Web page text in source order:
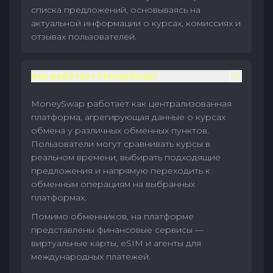
списка предложений, основываясь на
актуальной информации о курсах, комиссиях и
отзывах пользователей.
Как работает MoneySwap?
MoneySwap работает как централизованная
платформа, агрегирующая данные о курсах
обмена у различных обменных пунктов.
Пользователи могут сравнивать курсы в
реальном времени, выбирать подходящие
предложения и напрямую переходить к
обменным операциям на выбранных
платформах.
Помимо обменников, на платформе
представлены финансовые сервисы —
виртуальные карты, eSIM и агенты для
международных платежей.